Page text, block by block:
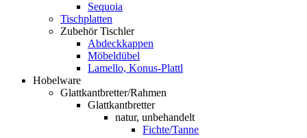
Sequoia
Tischplatten
Zubehör Tischler
Abdeckkappen
Möbeldübel
Lamello, Konus-Plattl
Hobelware
Glattkantbretter/Rahmen
Glattkantbretter
natur, unbehandelt
Fichte/Tanne